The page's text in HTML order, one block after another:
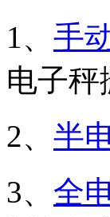
1、 手
电子
2、 半
3、 全